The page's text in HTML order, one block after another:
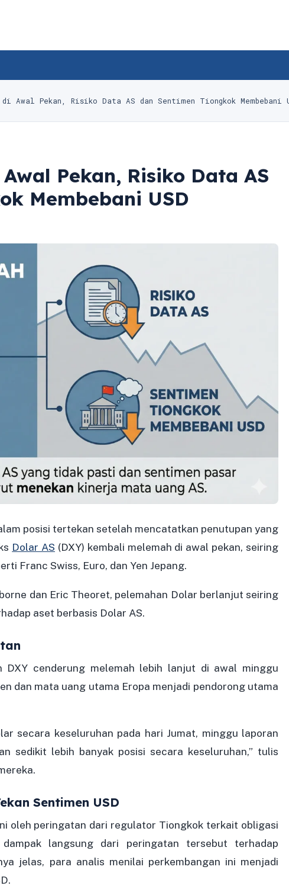
Awal Pekan, Risiko Data AS dan Sentimen Tiongkok Membebani
Pekan, Risiko Data AS
Membebani USD
posisi tertekan setelah mencatatkan penutupan yang
Dolar AS (DXY) kembali melemah di awal pekan, seiring
Franc Swiss, Euro, dan Yen Jepang.
dan Eric Theoret, pelemahan Dolar berlanjut seiring
aset berbasis Dolar AS.
DXY cenderung melemah lebih lanjut di awal minggu
dan mata uang utama Eropa menjadi pendorong utama
secara keseluruhan pada hari Jumat, minggu laporan
sedikit lebih banyak posisi secara keseluruhan,” tulis
Sentimen USD
oleh peringatan dari regulator Tiongkok terkait obligasi
langsung dari peringatan tersebut terhadap
jelas, para analis menilai perkembangan ini menjadi